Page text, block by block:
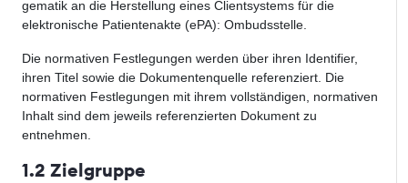
gematik an die Herstellung eines Clientsystems für die
elektronische Patientenakte (ePA): Ombudsstelle.
Die normativen Festlegungen werden über ihren Identifier,
ihren Titel sowie die Dokumentenquelle referenziert. Die
normativen Festlegungen mit ihrem vollständigen, normativen
Inhalt sind dem jeweils referenzierten Dokument zu
entnehmen.
1.2 Zielgruppe